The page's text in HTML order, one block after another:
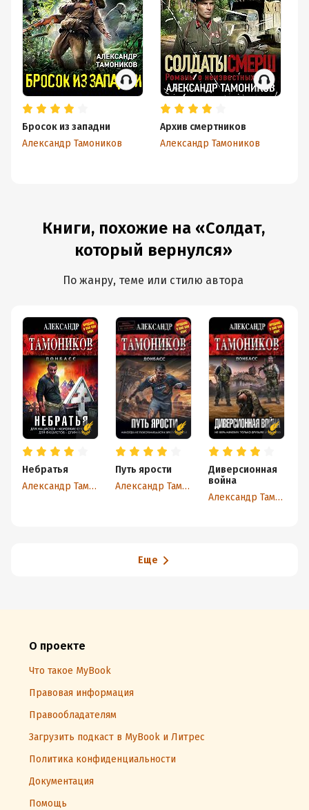
Бросок из западни
Александр Тамоников
Архив смертников
Александр Тамоников
Книги, похожие на «Солдат,
который вернулся»
По жанру, теме или стилю автора
Небратья
Александр Тамоников
Путь ярости
Александр Тамоников
Диверсионная
война
Александр Тамоников
Еще
О проекте
Что такое MyBook
Правовая информация
Правообладателям
Загрузить подкаст в MyBook и Литрес
Политика конфиденциальности
Документация
Помощь